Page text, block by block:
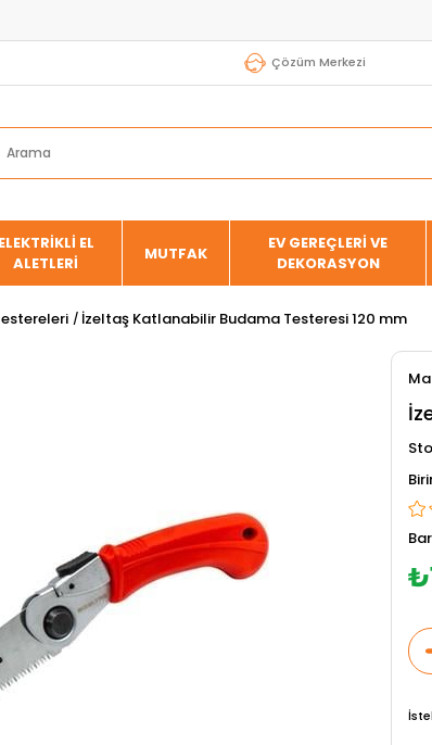
Çözüm Merkezi
ELEKTRİKLİ EL
ALETLERİ
MUTFAK
EV GEREÇLERİ VE
DEKORASYON
İzeltaş Katlanabilir Budama Testeresi 120 mm